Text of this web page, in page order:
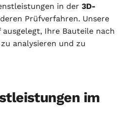
in der 3D-
Prüfverfahren. Unsere
ausgelegt, Ihre Bauteile nach
analysieren und zu
im